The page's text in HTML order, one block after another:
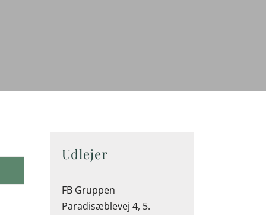
Udlejer
FB Gruppen
Paradisæblevej 4, 5.